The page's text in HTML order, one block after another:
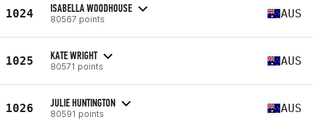
1024 ISABELLA WOODHOUSE
80567 points AUS
1025 KATE WRIGHT
80571 points AUS
1026 JULIE HUNTINGTON
80591 points AUS